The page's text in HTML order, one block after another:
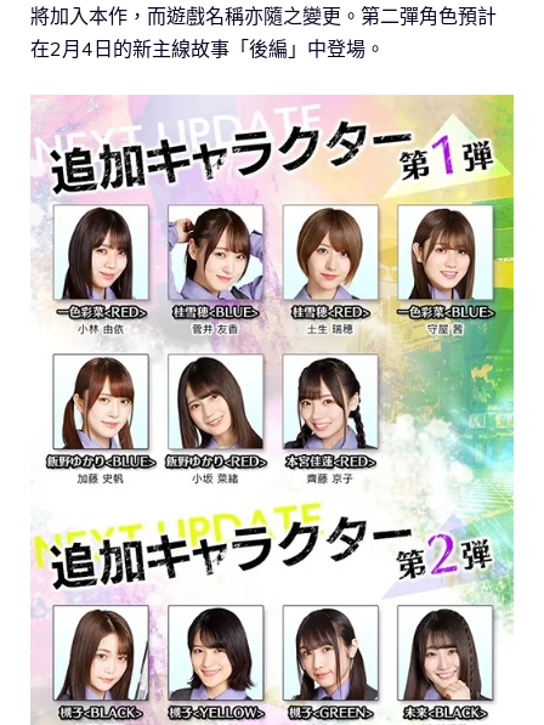
將加入本作，而遊戲名稱亦隨之變更。第二彈角色預計
在2月4日的新主線故事「後編」中登場。